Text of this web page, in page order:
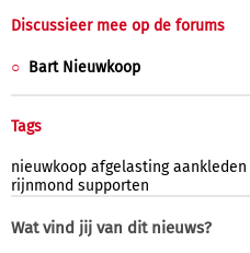
Discussieer mee op de forums
Bart Nieuwkoop
Tags
nieuwkoop afgelasting aankleden
rijnmond supporten
Wat vind jij van dit nieuws?